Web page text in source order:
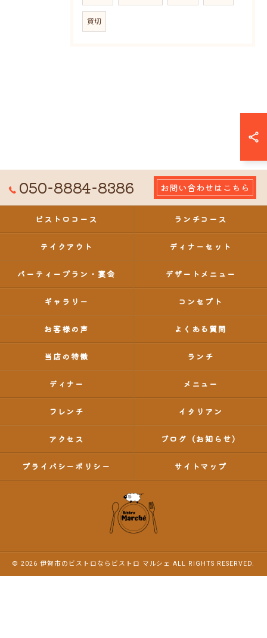
貸切
050-8884-8386 お問い合わせはこちら
ビストロコース ランチコース
テイクアウト ディナーセット
パーティープラン・宴会 デザートメニュー
ギャラリー コンセプト
お客様の声 よくある質問
当店の特徴 ランチ
ディナー メニュー
フレンチ イタリアン
アクセス ブログ（お知らせ）
プライバシーポリシー サイトマップ
© 2026 伊賀市のビストロならビストロ マルシェ ALL RIGHTS RESERVED.